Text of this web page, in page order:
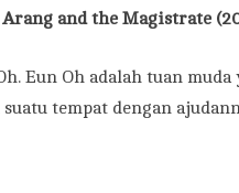
Arang and the Magistrate
Eun Oh adalah tuan
tempat dengan